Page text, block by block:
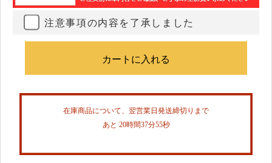
注意事項の内容を了承しました
在庫商品について、翌営業日発送締切りまで
あと 20時間37分54秒